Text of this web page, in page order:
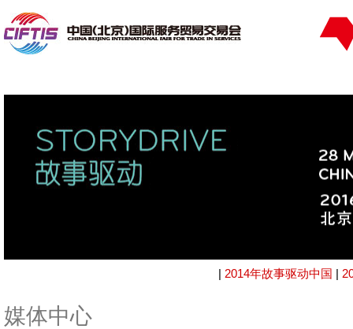
| 2014年故事驱动中国 |
媒体中心